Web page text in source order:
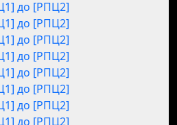
до [РПЦ2]
до [РПЦ2]
до [РПЦ2]
до [РПЦ2]
до [РПЦ2]
до [РПЦ2]
до [РПЦ2]
до [РПЦ2]